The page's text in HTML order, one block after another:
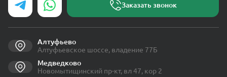
Заказать звонок
Алтуфьево
Алтуфьевское шоссе, владение 77Б
Медведково
Новомытищинский пр-кт, вл 47, кор 2